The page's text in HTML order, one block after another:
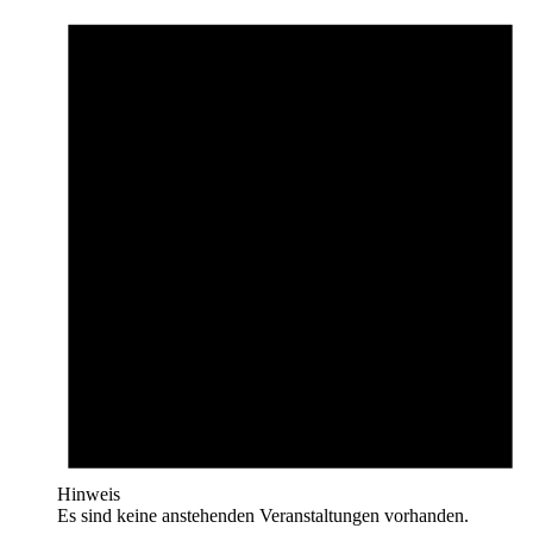
Hinweis
Es sind keine anstehenden Veranstaltungen vorhanden.